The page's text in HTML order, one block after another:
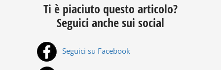
Ti è piaciuto questo articolo?
Seguici anche sui social
Seguici su Facebook